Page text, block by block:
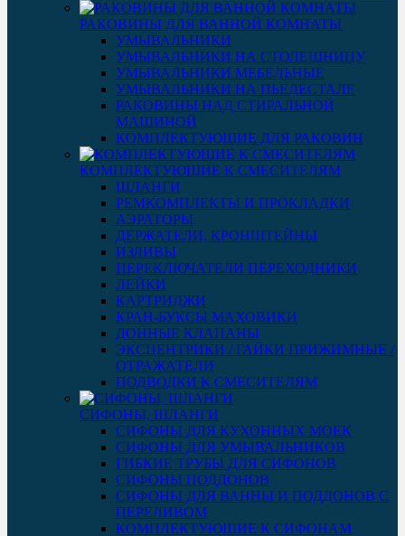
РАКОВИНЫ ДЛЯ ВАННОЙ КОМНАТЫ
УМЫВАЛЬНИКИ
УМЫВАЛЬНИКИ НА СТОЛЕШНИЦУ
УМЫВАЛЬНИКИ МЕБЕЛЬНЫЕ
УМЫВАЛЬНИКИ НА ПЬЕДЕСТАЛЕ
РАКОВИНЫ НАД СТИРАЛЬНОЙ
МАШИНОЙ
КОМПЛЕКТУЮЩИЕ ДЛЯ РАКОВИН
КОМПЛЕКТУЮЩИЕ К СМЕСИТЕЛЯМ
ШЛАНГИ
РЕМКОМПЛЕКТЫ И ПРОКЛАДКИ
АЭРАТОРЫ
ДЕРЖАТЕЛИ, КРОНШТЕЙНЫ
ИЗЛИВЫ
ПЕРЕКЛЮЧАТЕЛИ ПЕРЕХОДНИКИ
ЛЕЙКИ
КАРТРИДЖИ
КРАН-БУКСЫ МАХОВИКИ
ДОННЫЕ КЛАПАНЫ
ЭКСЦЕНТРИКИ / ГАЙКИ ПРИЖИМНЫЕ /
ОТРАЖАТЕЛИ
ПОДВОДКИ К СМЕСИТЕЛЯМ
СИФОНЫ, ШЛАНГИ
СИФОНЫ ДЛЯ КУХОННЫХ МОЕК
СИФОНЫ ДЛЯ УМЫВАЛЬНИКОВ
ГИБКИЕ ТРУБЫ ДЛЯ СИФОНОВ
СИФОНЫ ПОДДОНОВ
СИФОНЫ ДЛЯ ВАННЫ И ПОДДОНОВ С
ПЕРЕЛИВОМ
КОМПЛЕКТУЮЩИЕ К СИФОНАМ